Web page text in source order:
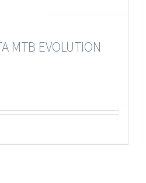
MTB EVOLUTION